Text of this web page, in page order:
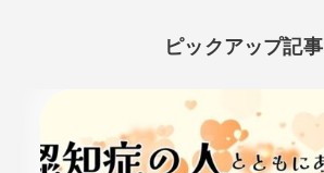
ピックアップ記事